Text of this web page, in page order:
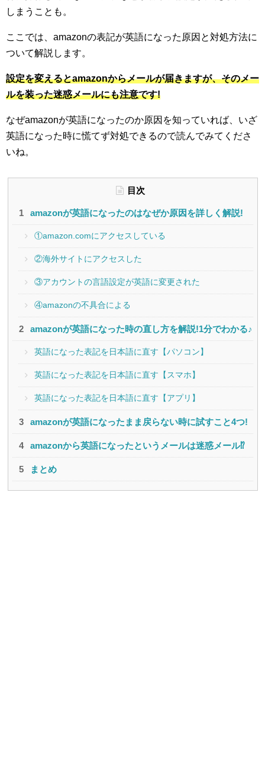
しまうことも。
ここでは、amazonの表記が英語になった原因と対処方法に
ついて解説します。
設定を変えるとamazonからメールが届きますが、そのメー
ルを装った迷惑メールにも注意です!
なぜamazonが英語になったのか原因を知っていれば、いざ
英語になった時に慌てず対処できるので読んでみてくださ
いね。
目次
amazonが英語になったのはなぜか原因を詳しく解説!
①amazon.comにアクセスしている
②海外サイトにアクセスした
③アカウントの言語設定が英語に変更された
④amazonの不具合による
amazonが英語になった時の直し方を解説!1分でわかる♪
英語になった表記を日本語に直す【パソコン】
英語になった表記を日本語に直す【スマホ】
英語になった表記を日本語に直す【アプリ】
amazonが英語になったまま戻らない時に試すこと4つ!
amazonから英語になったというメールは迷惑メール⁉
まとめ